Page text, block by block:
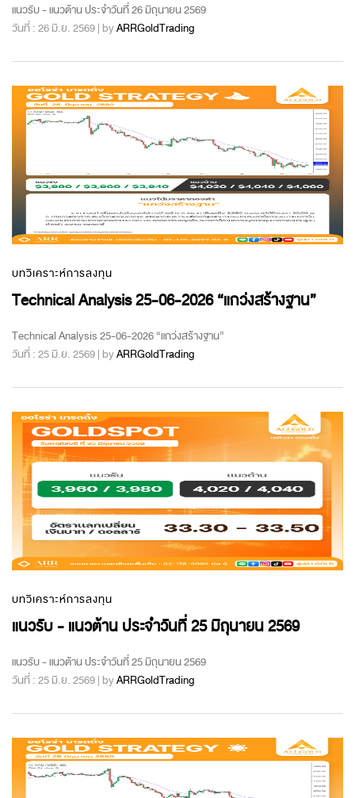
แนวรับ - แนวต้าน ประจำวันที่ 26 มิถุนายน 2569
วันที่ : 26 มิ.ย. 2569 | byARRGoldTrading
บทวิเคราะห์การลงทุน
Technical Analysis 25-06-2026 “แกว่งสร้างฐาน”
Technical Analysis 25-06-2026 “แกว่งสร้างฐาน”
วันที่ : 25 มิ.ย. 2569 | byARRGoldTrading
บทวิเคราะห์การลงทุน
แนวรับ - แนวต้าน ประจำวันที่ 25 มิถุนายน 2569
แนวรับ - แนวต้าน ประจำวันที่ 25 มิถุนายน 2569
วันที่ : 25 มิ.ย. 2569 | byARRGoldTrading